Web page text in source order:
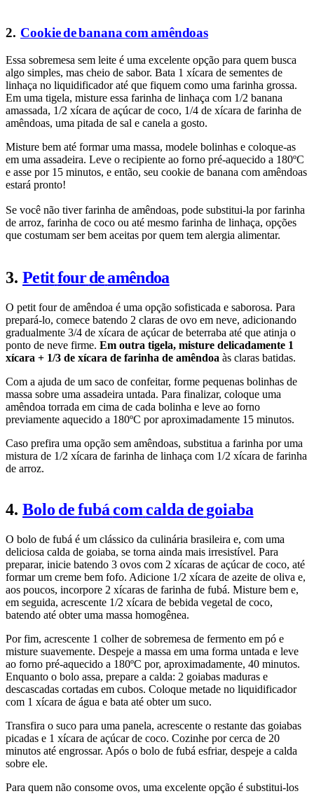
2. Cookiedebanana comamêndoas
Essa sobremesa sem leite é uma excelente opção para quem busca
algo simples, mas cheio de sabor. Bata 1 xícara de sementes de
linhaça no liquidificador até que fiquem como uma farinha grossa.
Em uma tigela, misture essa farinha de linhaça com 1/2 banana
amassada, 1/2 xícara de açúcar de coco, 1/4 de xícara de farinha de
amêndoas, uma pitada de sal e canela a gosto.
Misture bem até formar uma massa, modele bolinhas e coloque-as
em uma assadeira. Leve o recipiente ao forno pré-aquecido a 180ºC
e asse por 15 minutos, e então, seu cookie de banana com amêndoas
estará pronto!
Se você não tiver farinha de amêndoas, pode substitui-la por farinha
de arroz, farinha de coco ou até mesmo farinha de linhaça, opções
que costumam ser bem aceitas por quem tem alergia alimentar.
3. Petitfourdeamêndoa
O petit four de amêndoa é uma opção sofisticada e saborosa. Para
prepará-lo, comece batendo 2 claras de ovo em neve, adicionando
gradualmente 3/4 de xícara de açúcar de beterraba até que atinja o
ponto de neve firme. Em outra tigela, misture delicadamente 1
xícara + 1/3 de xícara de farinha de amêndoa às claras batidas.
Com a ajuda de um saco de confeitar, forme pequenas bolinhas de
massa sobre uma assadeira untada. Para finalizar, coloque uma
amêndoa torrada em cima de cada bolinha e leve ao forno
previamente aquecido a 180ºC por aproximadamente 15 minutos.
Caso prefira uma opção sem amêndoas, substitua a farinha por uma
mistura de 1/2 xícara de farinha de linhaça com 1/2 xícara de farinha
de arroz.
4. Bolo defubácomcalda degoiaba
O bolo de fubá é um clássico da culinária brasileira e, com uma
deliciosa calda de goiaba, se torna ainda mais irresistível. Para
preparar, inicie batendo 3 ovos com 2 xícaras de açúcar de coco, até
formar um creme bem fofo. Adicione 1/2 xícara de azeite de oliva e,
aos poucos, incorpore 2 xícaras de farinha de fubá. Misture bem e,
em seguida, acrescente 1/2 xícara de bebida vegetal de coco,
batendo até obter uma massa homogênea.
Por fim, acrescente 1 colher de sobremesa de fermento em pó e
misture suavemente. Despeje a massa em uma forma untada e leve
ao forno pré-aquecido a 180ºC por, aproximadamente, 40 minutos.
Enquanto o bolo assa, prepare a calda: 2 goiabas maduras e
descascadas cortadas em cubos. Coloque metade no liquidificador
com 1 xícara de água e bata até obter um suco.
Transfira o suco para uma panela, acrescente o restante das goiabas
picadas e 1 xícara de açúcar de coco. Cozinhe por cerca de 20
minutos até engrossar. Após o bolo de fubá esfriar, despeje a calda
sobre ele.
Para quem não consome ovos, uma excelente opção é substitui-los